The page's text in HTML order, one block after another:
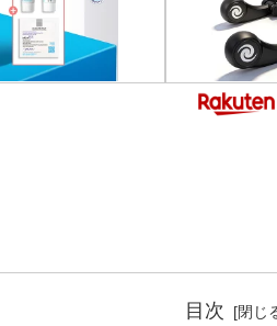
目次